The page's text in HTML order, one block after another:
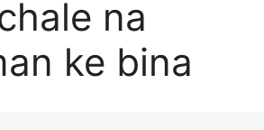
na
ke bina